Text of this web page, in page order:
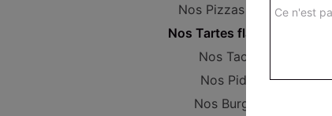
Nos Pizzas Large
Nos Tartes flambées
Nos Tacos
Nos Pides
Nos Burgers
Ce n'est